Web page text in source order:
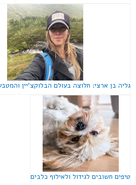
גליה בן ארצי: חלוצה בעולם הבלוקצ'יין
טיפים חשובים לגידול ולאילוף כלבים